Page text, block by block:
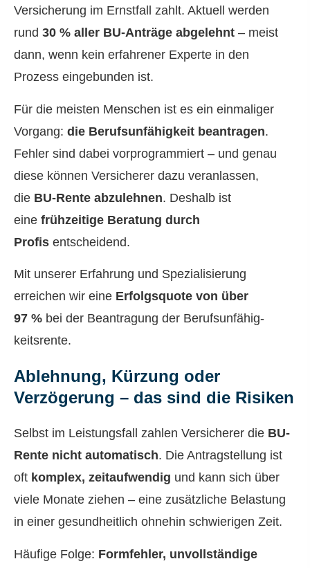
Versicherung im Ernstfall zahlt. Aktuell werden
rund 30 % aller BU-Anträge abgelehnt – meist
dann, wenn kein erfahrener Experte in den
Prozess eingebunden ist.
Für die meisten Menschen ist es ein einmaliger
Vorgang: die Berufs­unfähig­keit beantragen.
Fehler sind dabei vorprogrammiert – und genau
diese können Versicherer dazu veranlassen,
die BU-Rente abzulehnen. Deshalb ist
eine frühzeitige Beratung durch
Profis entscheidend.
Mit unserer Erfahrung und Spezialisierung
erreichen wir eine Erfolgsquote von über
97 % bei der Beantragung der Berufs­unfähig­
keitsrente.
Ablehnung, Kürzung oder
Verzögerung – das sind die Risiken
Selbst im Leistungsfall zahlen Versicherer die BU-
Rente nicht automatisch. Die Antragstellung ist
oft komplex, zeitaufwendig und kann sich über
viele Monate ziehen – eine zusätzliche Belastung
in einer gesundheitlich ohnehin schwierigen Zeit.
Häufige Folge: Formfehler, unvollständige